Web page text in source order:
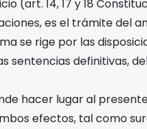
(art. 14, 17 y 18
es el trámite del
se rige por las
sentencias definitivas,
hacer lugar al
efectos, tal como